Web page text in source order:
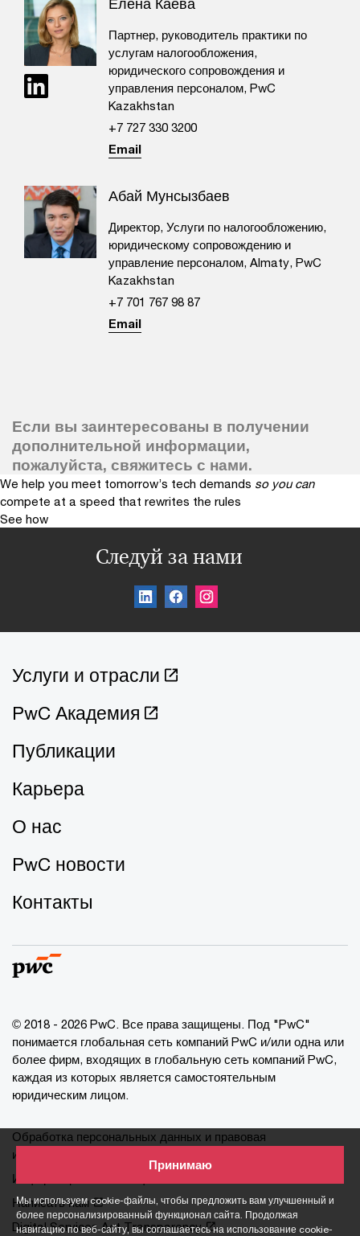
Мы используем cookie-файлы, чтобы предложить вам улучшенный и
более персонализированный функционал сайта. Продолжая
навигацию по веб-сайту, вы соглашаетесь на использование cookie-
Принимаю
Партнер, руководитель практики по
услугам налогообложения,
юридического сопровождения и
управления персоналом, PwC
Kazakhstan
+7 727 330 3200
Email
Абай Мунсызбаев
Директор, Услуги по налогообложению,
юридическому сопровождению и
управление персоналом, Almaty, PwC
Kazakhstan
+7 701 767 98 87
Email
Если вы заинтересованы в получении
дополнительной информации,
пожалуйста, свяжитесь с нами.
We help you meet tomorrow’s tech demands so you can
compete at a speed that rewrites the rules
See how
Следуй за нами
Услуги и отрасли
PwC Академия
Публикации
Карьера
О нас
PwC новости
Контакты
© 2018 - 2026 PwC. Все права защищены. Под "PwC"
понимается глобальная сеть компаний PwC и/или одна или
более фирм, входящих в глобальную сеть компаний PwC,
каждая из которых является самостоятельным
юридическим лицом.
Обработка персональных данных и правовая
информация
Информация о cookie-файлах
Написать нам
Digital Services Act Transparency